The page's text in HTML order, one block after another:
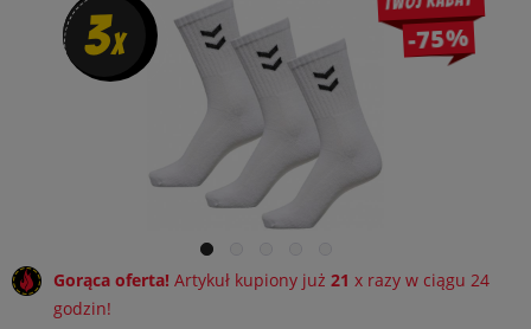
-75%
3x
Gorąca oferta! Artykuł kupiony już 21 x razy w ciągu 24
godzin!